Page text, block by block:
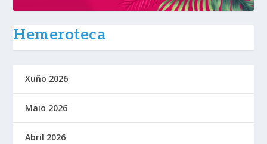
Hemeroteca
Xuño 2026
Maio 2026
Abril 2026